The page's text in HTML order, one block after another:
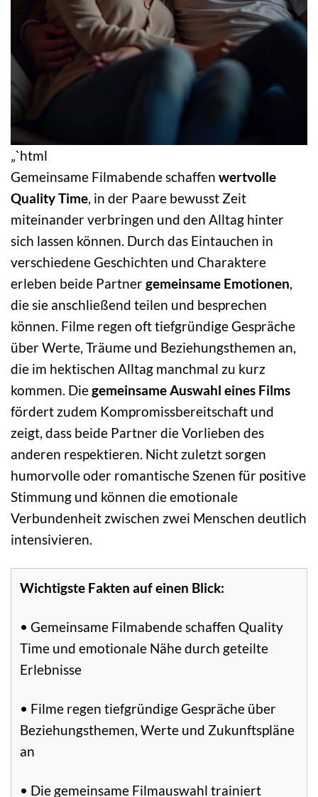
„`html
Gemeinsame Filmabende schaffen wertvolle
Quality Time, in der Paare bewusst Zeit
miteinander verbringen und den Alltag hinter
sich lassen können. Durch das Eintauchen in
verschiedene Geschichten und Charaktere
erleben beide Partnergemeinsame Emotionen,
die sie anschließend teilen und besprechen
können. Filme regen oft tiefgründige Gespräche
über Werte, Träume und Beziehungsthemen an,
die im hektischen Alltag manchmal zu kurz
kommen. Diegemeinsame Auswahl eines Films
fördert zudem Kompromissbereitschaft und
zeigt, dass beide Partner die Vorlieben des
anderen respektieren. Nicht zuletzt sorgen
humorvolle oder romantische Szenen für positive
Stimmung und können die emotionale
Verbundenheit zwischen zwei Menschen deutlich
intensivieren.
Wichtigste Fakten auf einen Blick:
• Gemeinsame Filmabende schaffen Quality
Time und emotionale Nähe durch geteilte
Erlebnisse
• Filme regen tiefgründige Gespräche über
Beziehungsthemen, Werte und Zukunftspläne
an
• Die gemeinsame Filmauswahl trainiert